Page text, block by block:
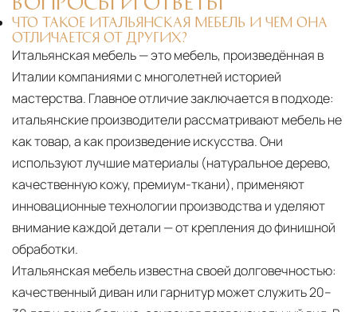
ЧТО ТАКОЕ ИТАЛЬЯНСКАЯ МЕБЕЛЬ И ЧЕМ ОНА
ОТЛИЧАЕТСЯ ОТ ДРУГИХ?
Итальянская мебель — это мебель, произведённая в
Италии компаниями с многолетней историей
мастерства. Главное отличие заключается в подходе:
итальянские производители рассматривают мебель не
как товар, а как произведение искусства. Они
используют лучшие материалы (натуральное дерево,
качественную кожу, премиум-ткани), применяют
инновационные технологии производства и уделяют
внимание каждой детали — от крепления до финишной
обработки.
Итальянская мебель известна своей долговечностью:
качественный диван или гарнитур может служить 20–